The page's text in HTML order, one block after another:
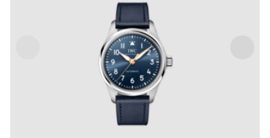
PILOT’S WATCH AUTOMATIC 36 LE PETIT PRINCE
5,400.00 IVA Inclusa